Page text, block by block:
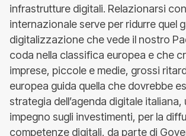
infrastrutture digitali. Relazionarsi
internazionale serve per ridurre quel
digitalizzazione che vede il nostro
coda nella classifica europea e che
imprese, piccole e medie, grossi
europea guida quella che dovrebbe
strategia dell’agenda digitale italiana,
impegno sugli investimenti, per la
competenze digitali, da parte di